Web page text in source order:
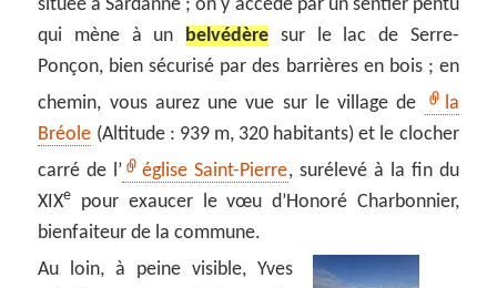
située à Sardanne ; on y accède par un sentier pentu
qui mène à un belvédère sur le lac de Serre-
Ponçon, bien sécurisé par des barrières en bois ; en
chemin, vous aurez une vue sur le village de
la
Bréole (Altitude : 939 m, 320 habitants) et le clocher
carré de l’
église Saint-Pierre, surélevé à la fin du
XIXe
pour exaucer le vœu d’Honoré Charbonnier,
bienfaiteur de la commune.
Au loin, à peine visible, Yves